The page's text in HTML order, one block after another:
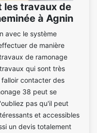
les travaux de
à Agnin
avec le système
de manière
de ramonage
qui sont très
contacter des
38 peut se
pas qu'il peut
et accessibles
un devis totalement